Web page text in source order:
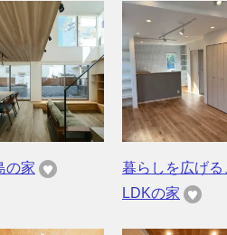
の家
暮らしを広げる
LDKの家